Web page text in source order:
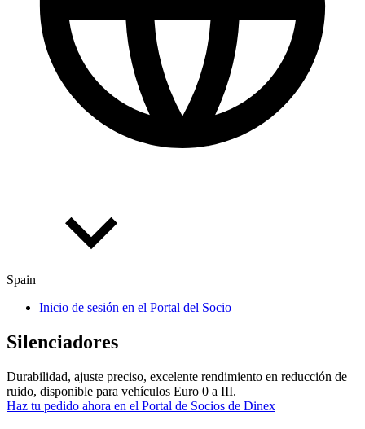
Spain
Inicio de sesión en el Portal del Socio
Silen­cia­do­res
Durabilidad, ajuste preciso, excelente rendimiento en reducción de
ruido, disponible para vehículos Euro 0 a III.
Haz tu pedido ahora en el Portal de Socios de Dinex